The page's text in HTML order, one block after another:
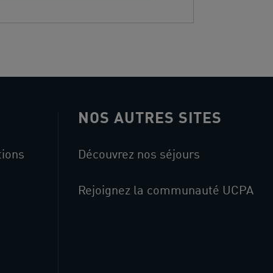
NOS AUTRES SITES
Découvrez nos séjours
Rejoignez la communauté UCPA